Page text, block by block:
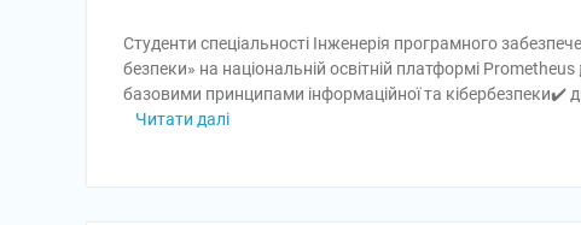
Студенти спеціальності Інженерія програмного
безпеки» на національній освітній платформі
базовими принципами інформаційної та кібербезпеки✔️
Читати далі